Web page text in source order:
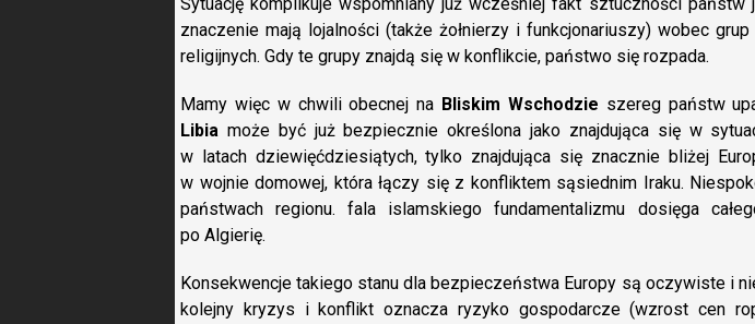
znaczenie mają lojalności (także żołnierzy i funkcjonariuszy) wobec grup
religijnych. Gdy te grupy znajdą się w konflikcie, państwo się rozpada.
Mamy więc w chwili obecnej na Bliskim Wschodzie szereg państw
Libia może być już bezpiecznie określona jako znajdująca się w
w latach dziewięćdziesiątych, tylko znajdująca się znacznie bliżej
w wojnie domowej, która łączy się z konfliktem sąsiednim Iraku.
państwach regionu. fala islamskiego fundamentalizmu dosięga
po Algierię.
Konsekwencje takiego stanu dla bezpieczeństwa Europy są oczywiste i
kolejny kryzys i konflikt oznacza ryzyko gospodarcze (wzrost cen